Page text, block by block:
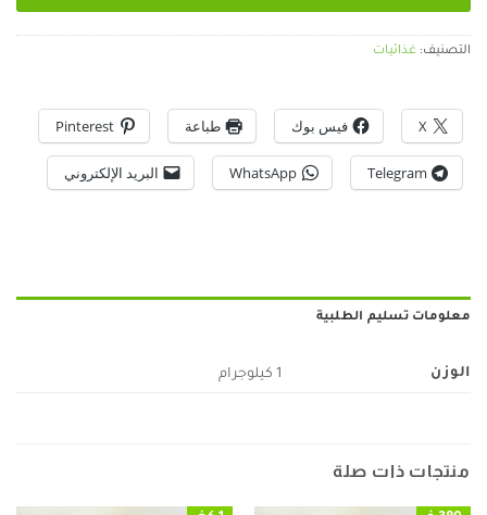
التصنيف: غذائيات
X فيس بوك طباعة Pinterest
Telegram
WhatsApp البريد الإلكتروني
معلومات تسليم الطلبية
الوزن 1 كيلوجرام
منتجات ذات صلة